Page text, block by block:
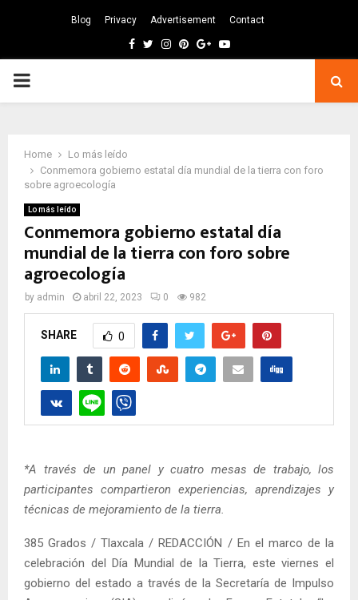
Blog Privacy Advertisement Contact
Facebook
TwitterInstagram
Pinterest
GoogleYoutube
PRIMARY
Home
Lo más leído
Conmemora gobierno estatal día mundial de la tierra con foro
sobre agroecología
Lo más leído
Conmemora gobierno estatal día
mundial de la tierra con foro sobre
agroecología
by admin abril 22, 2023 0 982
SHARE 0
*A través de un panel y cuatro mesas de trabajo, los
participantes compartieron experiencias, aprendizajes y
técnicas de mejoramiento de la tierra.
385 Grados / Tlaxcala / REDACCIÓN / En el marco de la
celebración del Día Mundial de la Tierra, este viernes el
gobierno del estado a través de la Secretaría de Impulso